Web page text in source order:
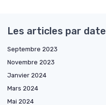
Les articles par date
Septembre 2023
Novembre 2023
Janvier 2024
Mars 2024
Mai 2024